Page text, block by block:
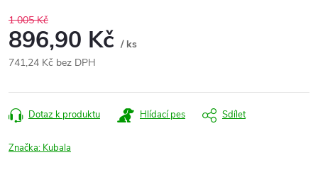
1 005 Kč
896,90 Kč / ks
741,24 Kč bez DPH
cena:
Dotaz k produktu Hlídací pes Sdílet
Značka: Kubala